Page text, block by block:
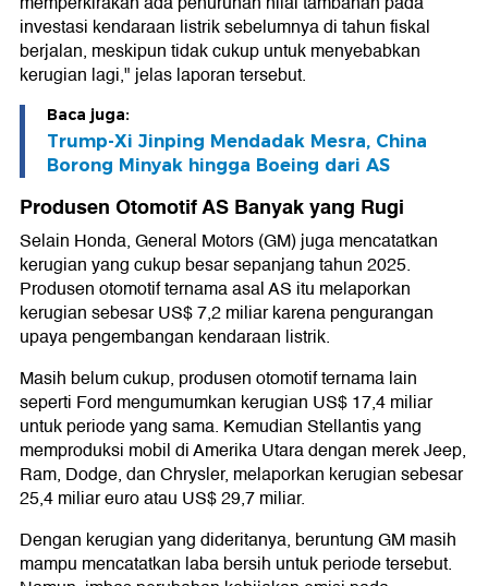
investasi kendaraan listrik sebelumnya di tahun fiskal
berjalan, meskipun tidak cukup untuk menyebabkan
kerugian lagi," jelas laporan tersebut.
Baca juga:
Trump-Xi Jinping Mendadak Mesra, China
Borong Minyak hingga Boeing dari AS
Produsen Otomotif AS Banyak yang Rugi
Selain Honda, General Motors (GM) juga mencatatkan
kerugian yang cukup besar sepanjang tahun 2025.
Produsen otomotif ternama asal AS itu melaporkan
kerugian sebesar US$ 7,2 miliar karena pengurangan
upaya pengembangan kendaraan listrik.
Masih belum cukup, produsen otomotif ternama lain
seperti Ford mengumumkan kerugian US$ 17,4 miliar
untuk periode yang sama. Kemudian Stellantis yang
memproduksi mobil di Amerika Utara dengan merek Jeep,
Ram, Dodge, dan Chrysler, melaporkan kerugian sebesar
25,4 miliar euro atau US$ 29,7 miliar.
Dengan kerugian yang dideritanya, beruntung GM masih
mampu mencatatkan laba bersih untuk periode tersebut.